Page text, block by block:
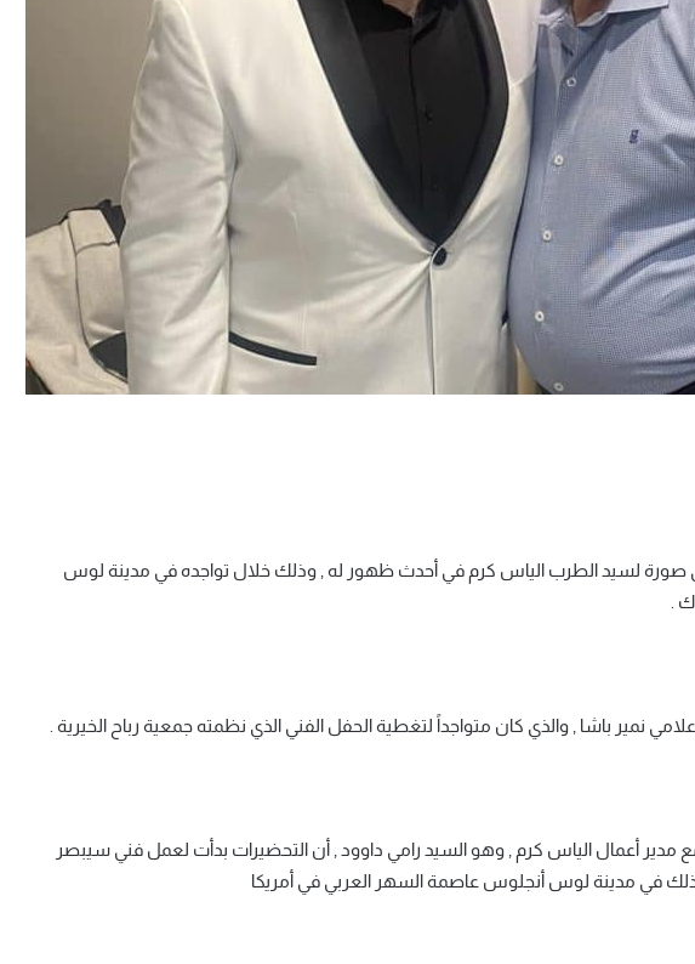
صورة لسيد الطرب الياس كرم في أحدث ظهور له , وذلك خلال تواجده في مدينة لوس
.
نمير باشا , والذي كان متواجداً لتغطية الحفل الفني الذي نظمته جمعية رباح الخيرية .
مدير أعمال الياس كرم , وهو السيد رامي داوود , أن التحضيرات بدأت لعمل فني سيبصر
في مدينة لوس أنجلوس عاصمة السهر العربي في أمريكا